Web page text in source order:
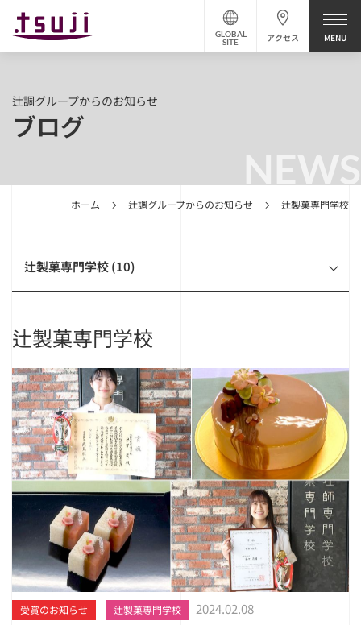
アクセス
GLOBAL
SITE
NEWS
ホーム 辻調グループからのお知らせ 辻製菓専門学校
辻調グループからのお知らせ
ブログ
辻製菓専門学校 (10)
辻製菓専門学校
受賞のお知らせ 辻製菓専門学校 2024.02.08